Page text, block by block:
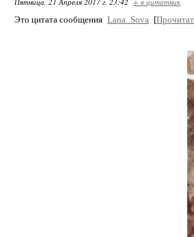
Это цитата сообщения Lana_Sova [